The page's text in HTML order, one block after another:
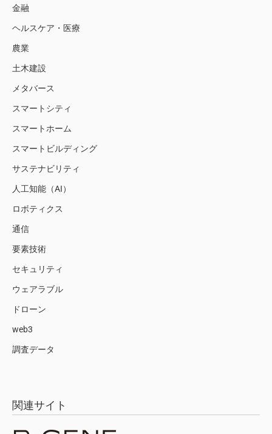
金融
ヘルスケア・医療
農業
土木建設
メタバース
スマートシティ
スマートホーム
スマートビルディング
サステナビリティ
人工知能（AI）
ロボティクス
通信
要素技術
セキュリティ
ウェアラブル
ドローン
web3
調査データ
関連サイト